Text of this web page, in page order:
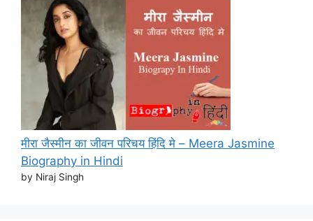
मीरा जैस्मीन का जीवन परिचय हिंदि मे – Meera Jasmine
Biography in Hindi
by Niraj Singh